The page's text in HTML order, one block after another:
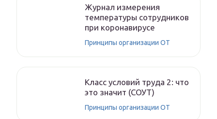
Журнал измерения
температуры сотрудников
при коронавирусе
Принципы организации ОТ
Класс условий труда 2: что
это значит (СОУТ)
Принципы организации ОТ